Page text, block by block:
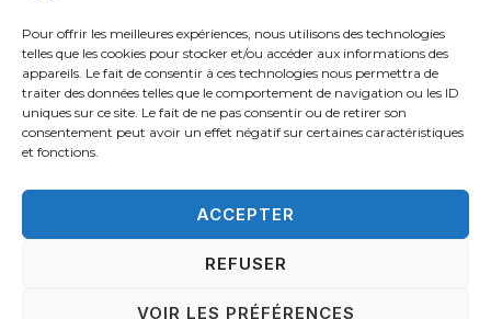
Pour offrir les meilleures expériences, nous utilisons des technologies
telles que les cookies pour stocker et/ou accéder aux informations des
appareils. Le fait de consentir à ces technologies nous permettra de
traiter des données telles que le comportement de navigation ou les ID
uniques sur ce site. Le fait de ne pas consentir ou de retirer son
consentement peut avoir un effet négatif sur certaines caractéristiques
et fonctions.
ACCEPTER
REFUSER
VOIR LES PRÉFÉRENCES
© 2026 Les rites de la sybille
ACCUEIL C.G.V. MENTIONS LÉGALES